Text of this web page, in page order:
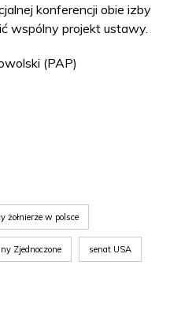
konferencji obie izby
wspólny projekt ustawy.
(PAP)
żołnierze w polsce
Zjednoczone senat USA